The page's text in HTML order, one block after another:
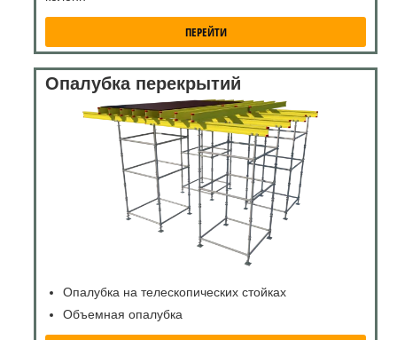
ПЕРЕЙТИ
Опалубка перекрытий
Опалубка на телескопических стойках
Объемная опалубка